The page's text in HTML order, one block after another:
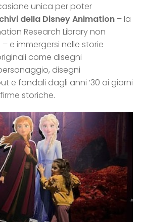
unica per poter
della Disney Animation – la
Research Library non
e immergersi nelle storie
come disegni
disegni
e fondali dagli anni ’30 ai giorni
storiche.